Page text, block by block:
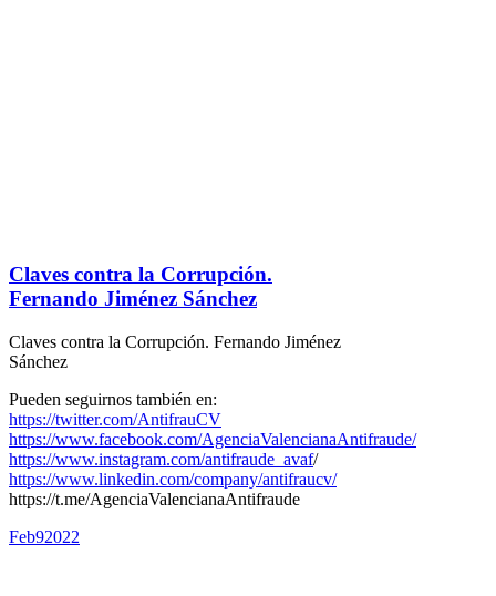
Claves contra la Corrupción.
Fernando Jiménez Sánchez
Claves contra la Corrupción. Fernando Jiménez
Sánchez
Pueden seguirnos también en:
https://twitter.com/AntifrauCV
https://www.facebook.com/AgenciaValencianaAntifraude/
https://www.instagram.com/antifraude_avaf/
https://www.linkedin.com/company/antifraucv/
https://t.me/AgenciaValencianaAntifraude
Feb92022